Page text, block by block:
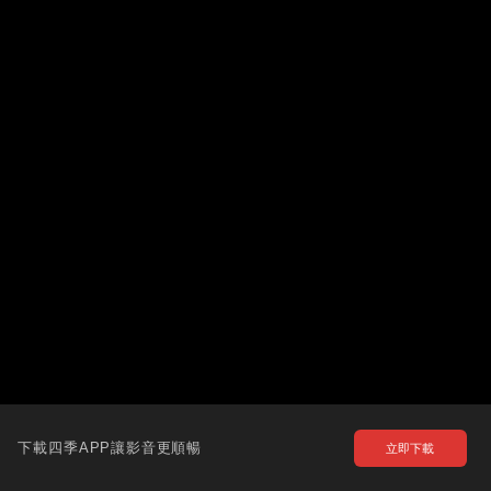
下載四季APP讓影音更順暢 立即下載